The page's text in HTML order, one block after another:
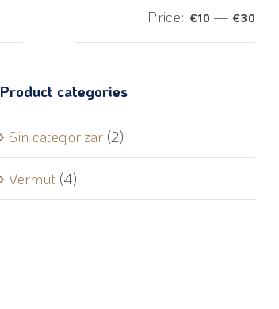
Price: €10 — €30
Product categories
Sin categorizar (2)
Vermut (4)